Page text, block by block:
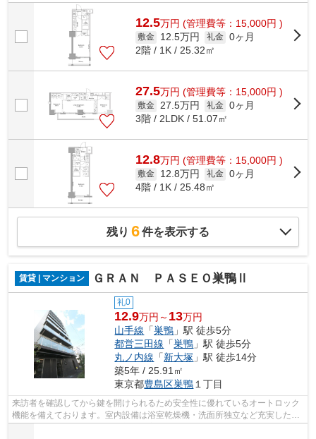
付いています。住人以外が住居エリア...
12.5万円 (管理費等：15,000円 )
敷金 12.5万円 礼金 0ヶ月
2階 / 1K / 25.32㎡
27.5万円 (管理費等：15,000円 )
敷金 27.5万円 礼金 0ヶ月
3階 / 2LDK / 51.07㎡
12.8万円 (管理費等：15,000円 )
敷金 12.8万円 礼金 0ヶ月
4階 / 1K / 25.48㎡
残り 6件を表示する
賃貸 | マンション ＧＲＡＮ ＰＡＳＥＯ巣鴨Ⅱ
礼0
12.9万円～ 13万円
山手線 「巣鴨 」駅 徒歩5分
都営三田線 「巣鴨 」駅 徒歩5分
丸ノ内線 「新大塚 」駅 徒歩14分
築5年 / 25.91㎡
東京都豊島区巣鴨１丁目
来訪者を確認してから鍵を開けられるため安全性に優れているオートロック
機能を備えております。室内設備は浴室乾燥機・洗面所独立など充実した設